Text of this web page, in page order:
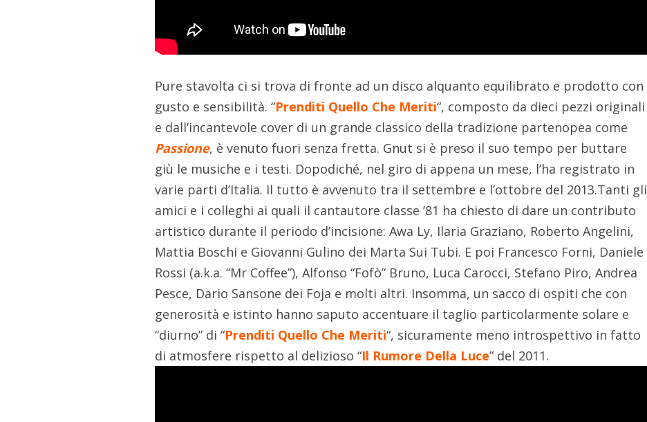
Pure stavolta ci si trova di fronte ad un disco alquanto equilibrato e prodotto con
gusto e sensibilità. “Prenditi Quello Che Meriti“, composto da dieci pezzi originali
e dall’incantevole cover di un grande classico della tradizione partenopea come
Passione, è venuto fuori senza fretta. Gnut si è preso il suo tempo per buttare
giù le musiche e i testi. Dopodiché, nel giro di appena un mese, l’ha registrato in
varie parti d’Italia. Il tutto è avvenuto tra il settembre e l’ottobre del 2013.Tanti gli
amici e i colleghi ai quali il cantautore classe ’81 ha chiesto di dare un contributo
artistico durante il periodo d’incisione: Awa Ly, Ilaria Graziano, Roberto Angelini,
Mattia Boschi e Giovanni Gulino dei Marta Sui Tubi. E poi Francesco Forni, Daniele
Rossi (a.k.a. “Mr Coffee”), Alfonso “Fofò” Bruno, Luca Carocci, Stefano Piro, Andrea
Pesce, Dario Sansone dei Foja e molti altri. Insomma, un sacco di ospiti che con
generosità e istinto hanno saputo accentuare il taglio particolarmente solare e
“diurno” di “Prenditi Quello Che Meriti“, sicuramente meno introspettivo in fatto
di atmosfere rispetto al delizioso “Il Rumore Della Luce” del 2011.